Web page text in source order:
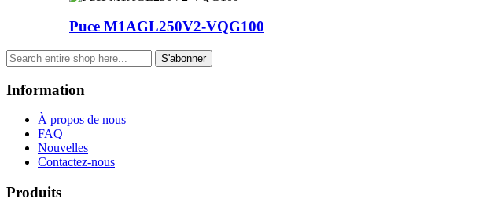
Puce M1AGL250V2-VQG100
S'abonner
Information
À propos de nous
FAQ
Nouvelles
Contactez-nous
Produits